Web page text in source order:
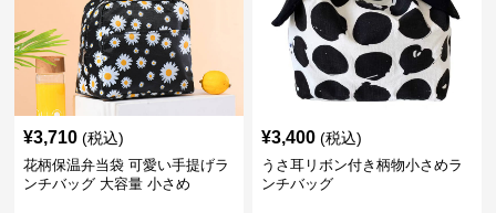
¥3,710 (税込)
花柄保温弁当袋 可愛い手提げラ
ンチバッグ 大容量 小さめ
¥3,400 (税込)
うさ耳リボン付き柄物小さめラ
ンチバッグ